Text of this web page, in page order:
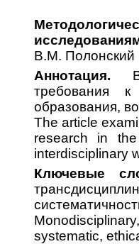
В.М. Полонский
Аннотация. В
требования
образования,
The article
research in
interdisciplinary
Ключевые
systematic,